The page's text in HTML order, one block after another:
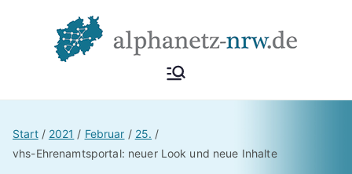
Alphan
etz
Start 2021 Februar
25.
vhs-Ehrenamtsportal: neuer Look und neue Inhalte